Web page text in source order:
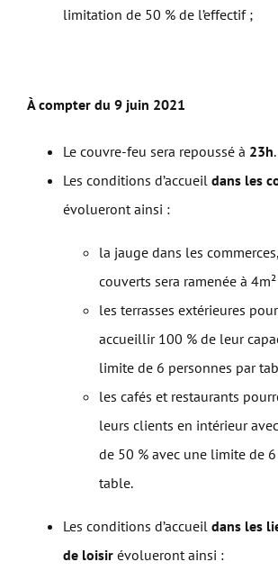
limitation de 50 % de l’effectif ;
À compter du 9 juin 2021
Le couvre-feu sera repoussé à 23h.
Les conditions d’accueil dans les
évolueront ainsi :
la jauge dans les
couverts sera ramenée à
les terrasses extérieures
accueillir 100 % de leur
limite de 6 personnes par
les cafés et restaurants
leurs clients en intérieur
de 50 % avec une limite de
table.
Les conditions d’accueil dans les
de loisir évolueront ainsi :